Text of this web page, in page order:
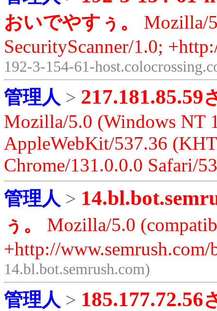
おいでやすぅ。
Mozilla/
SecurityScanner/1.0;
192-3-154-61-
管理人 > 217.181.85.59
Mozilla/5.0 (Windows NT
AppleWebKit/537.36
Chrome/131.0.0.0 Safari/
管理人 >
ぅ。
Mozilla/5.0
+http://
14.bl.bot.semrush.com)
管理人 > 185.177.72.56